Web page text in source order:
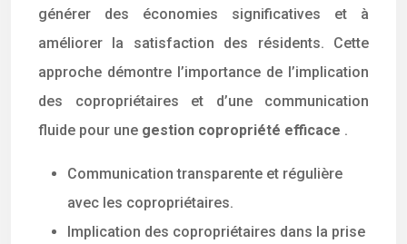
générer des économies significatives et à
améliorer la satisfaction des résidents. Cette
approche démontre l’importance de l’implication
des copropriétaires et d’une communication
fluide pour une gestion copropriété efficace .
Communication transparente et régulière
avec les copropriétaires.
Implication des copropriétaires dans la prise